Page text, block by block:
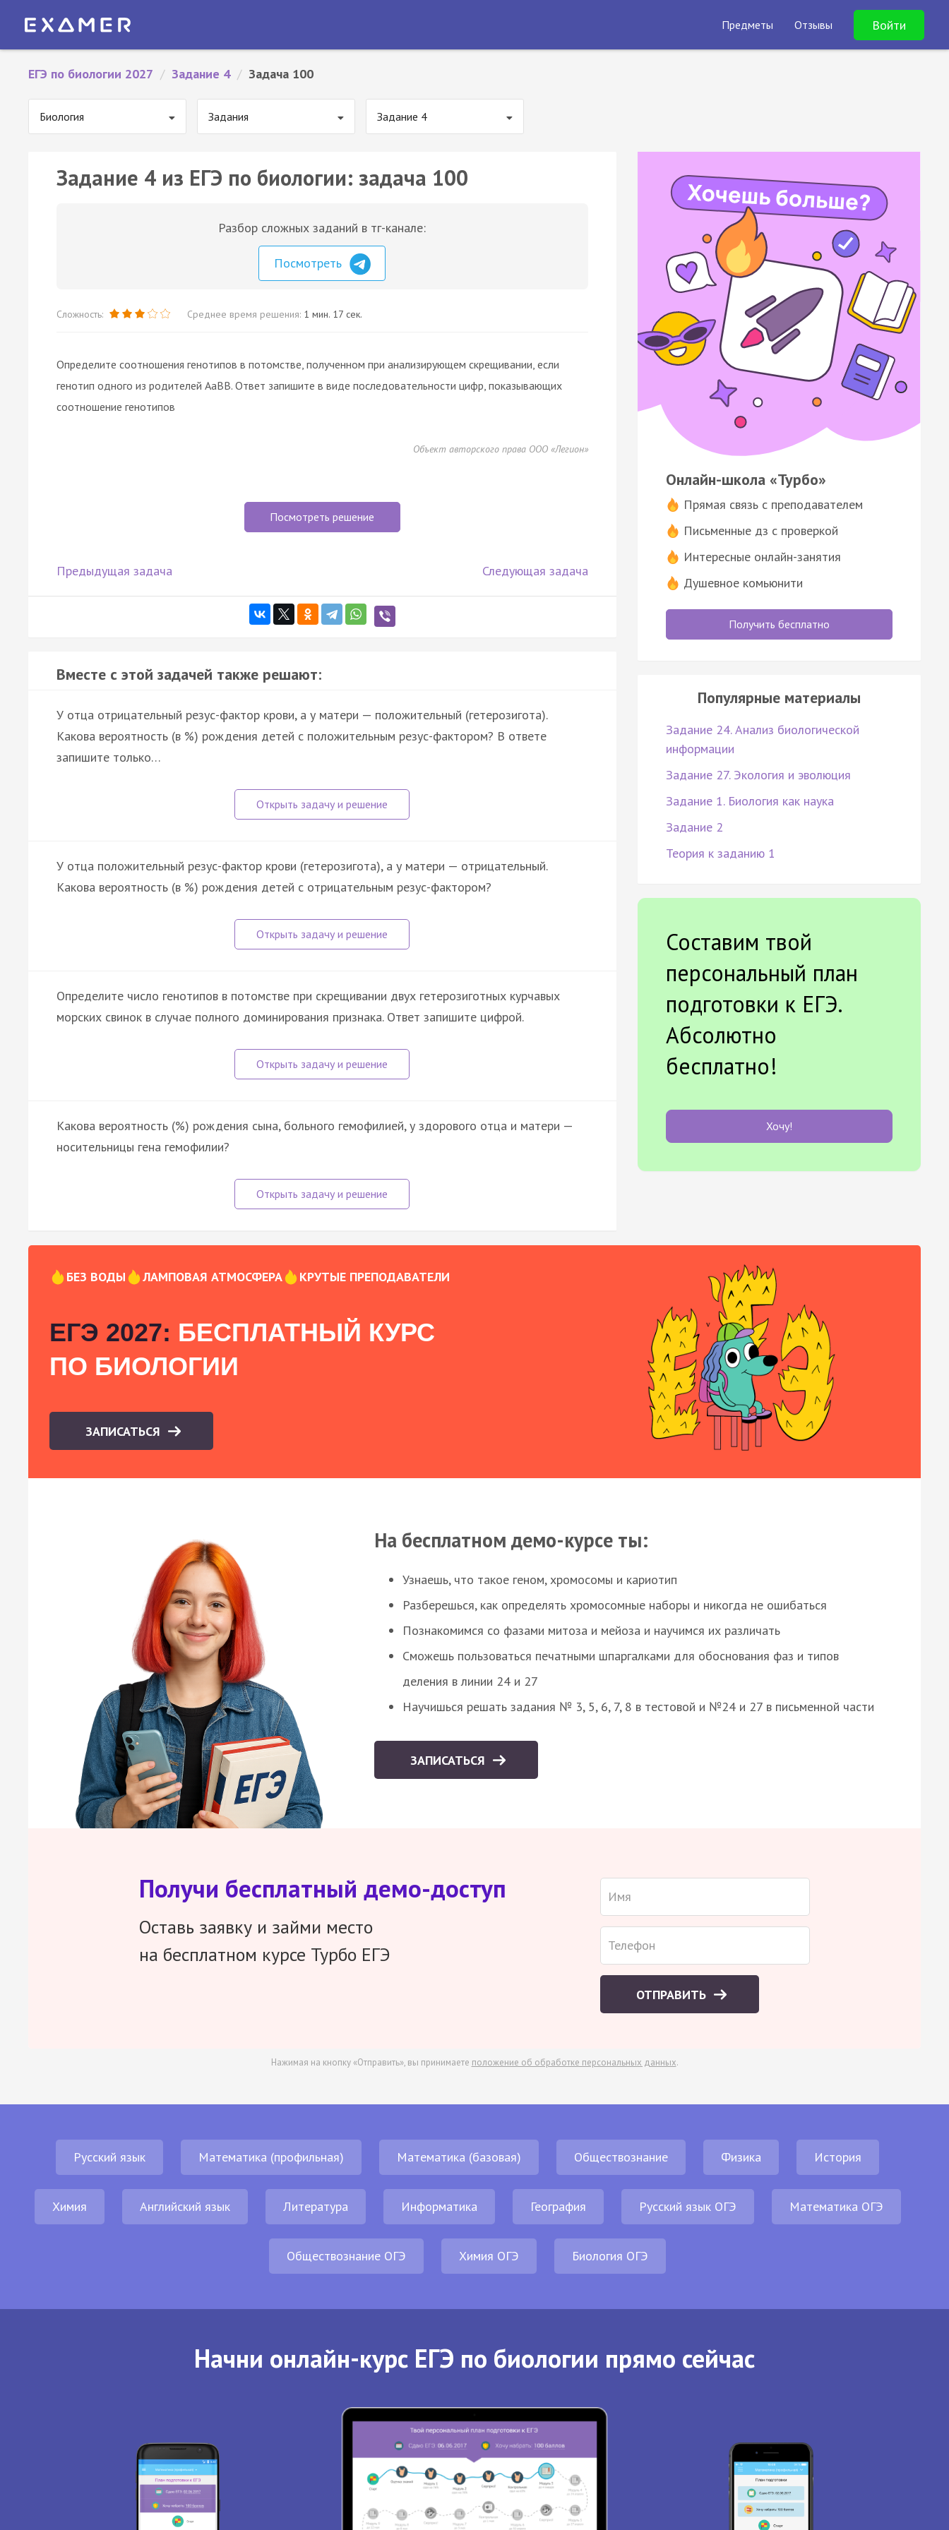
Предметы Отзывы Войти
ЕГЭ по биологии 2027 / Задание 4 / Задача 100
Биология Задания Задание 4
Задание 4 из ЕГЭ по биологии: задача 100
Разбор сложных заданий в тг-канале:
Посмотреть
Сложность: Среднее время решения: 1 мин. 17 сек.
Определите соотношения генотипов в потомстве, полученном при анализирующем скрещивании, если
генотип одного из родителей АаВВ. Ответ запишите в виде последовательности цифр, показывающих
соотношение генотипов
Объект авторского права ООО «Легион»
Посмотреть решение
Предыдущая задача Следующая задача
Вместе с этой задачей также решают:
У отца отрицательный резус-фактор крови, а у матери — положительный (гетерозигота).
Какова вероятность (в %) рождения детей с положительным резус-фактором? В ответе
запишите только…
У отца положительный резус-фактор крови (гетерозигота), а у матери — отрицательный.
Какова вероятность (в %) рождения детей с отрицательным резус-фактором?
Определите число генотипов в потомстве при скрещивании двух гетерозиготных курчавых
морских свинок в случае полного доминирования признака. Ответ запишите цифрой.
Какова вероятность (%) рождения сына, больного гемофилией, у здорового отца и матери —
носительницы гена гемофилии?
Онлайн-школа «Турбо»
Прямая связь с преподавателем
Письменные дз с проверкой
Интересные онлайн-занятия
Душевное комьюнити
Получить бесплатно
Популярные материалы
Задание 24. Анализ биологической
информации
Задание 27. Экология и эволюция
Задание 1. Биология как наука
Задание 2
Теория к заданию 1
Составим твой
персональный план
подготовки к ЕГЭ.
Абсолютно
бесплатно!
Хочу!
БЕЗ ВОДЫ ЛАМПОВАЯ АТМОСФЕРА КРУТЫЕ ПРЕПОДАВАТЕЛИ
ЕГЭ 2027: БЕСПЛАТНЫЙ КУРС
ПО БИОЛОГИИ
ЗАПИСАТЬСЯ
На бесплатном демо-курсе ты:
Узнаешь, что такое геном, хромосомы и кариотип
Разберешься, как определять хромосомные наборы и никогда не ошибаться
Познакомимся со фазами митоза и мейоза и научимся их различать
Сможешь пользоваться печатными шпаргалками для обоснования фаз и типов
деления в линии 24 и 27
Научишься решать задания № 3, 5, 6, 7, 8 в тестовой и №24 и 27 в письменной части
ЗАПИСАТЬСЯ
Получи бесплатный демо-доступ
Оставь заявку и займи место
на бесплатном курсе Турбо ЕГЭ
ОТПРАВИТЬ
Нажимая на кнопку «Отправить», вы принимаете положение об обработке персональных данных.
Русский язык Математика (профильная) Математика (базовая) Обществознание Физика История
Химия Английский язык Литература Информатика География Русский язык ОГЭ Математика ОГЭ
Обществознание ОГЭ Химия ОГЭ Биология ОГЭ
Начни онлайн-курс ЕГЭ по биологии прямо сейчас